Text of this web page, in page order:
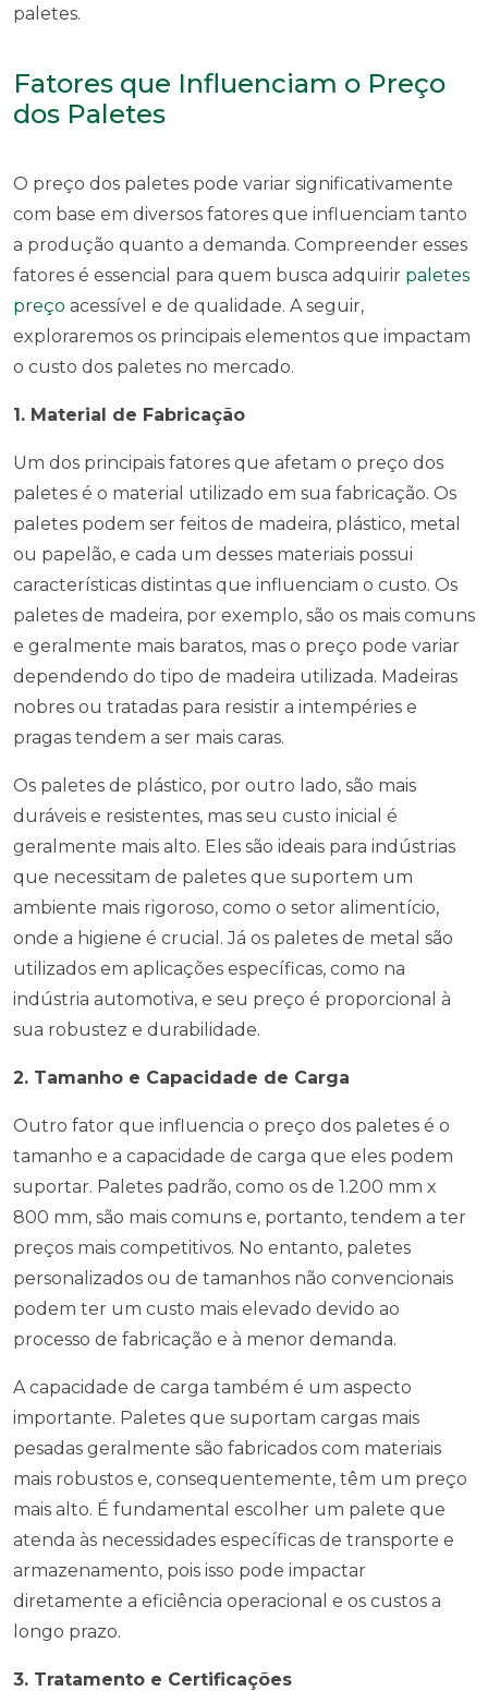
paletes.
Fatores que Influenciam o Preço
dos Paletes
O preço dos paletes pode variar significativamente
com base em diversos fatores que influenciam tanto
a produção quanto a demanda. Compreender esses
fatores é essencial para quem busca adquirir paletes
preço acessível e de qualidade. A seguir,
exploraremos os principais elementos que impactam
o custo dos paletes no mercado.
1. Material de Fabricação
Um dos principais fatores que afetam o preço dos
paletes é o material utilizado em sua fabricação. Os
paletes podem ser feitos de madeira, plástico, metal
ou papelão, e cada um desses materiais possui
características distintas que influenciam o custo. Os
paletes de madeira, por exemplo, são os mais comuns
e geralmente mais baratos, mas o preço pode variar
dependendo do tipo de madeira utilizada. Madeiras
nobres ou tratadas para resistir a intempéries e
pragas tendem a ser mais caras.
Os paletes de plástico, por outro lado, são mais
duráveis e resistentes, mas seu custo inicial é
geralmente mais alto. Eles são ideais para indústrias
que necessitam de paletes que suportem um
ambiente mais rigoroso, como o setor alimentício,
onde a higiene é crucial. Já os paletes de metal são
utilizados em aplicações específicas, como na
indústria automotiva, e seu preço é proporcional à
sua robustez e durabilidade.
2. Tamanho e Capacidade de Carga
Outro fator que influencia o preço dos paletes é o
tamanho e a capacidade de carga que eles podem
suportar. Paletes padrão, como os de 1.200 mm x
800 mm, são mais comuns e, portanto, tendem a ter
preços mais competitivos. No entanto, paletes
personalizados ou de tamanhos não convencionais
podem ter um custo mais elevado devido ao
processo de fabricação e à menor demanda.
A capacidade de carga também é um aspecto
importante. Paletes que suportam cargas mais
pesadas geralmente são fabricados com materiais
mais robustos e, consequentemente, têm um preço
mais alto. É fundamental escolher um palete que
atenda às necessidades específicas de transporte e
armazenamento, pois isso pode impactar
diretamente a eficiência operacional e os custos a
longo prazo.
3. Tratamento e Certificações